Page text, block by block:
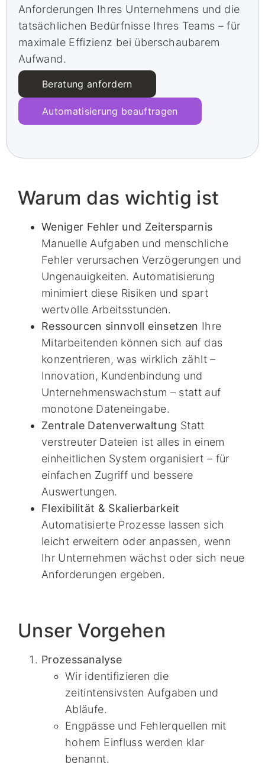
Anforderungen Ihres Unternehmens und die
tatsächlichen Bedürfnisse Ihres Teams – für
maximale Effizienz bei überschaubarem
Aufwand.
Beratung anfordern
Automatisierung beauftragen
Warum das wichtig ist
Weniger Fehler und Zeitersparnis
Manuelle Aufgaben und menschliche
Fehler verursachen Verzögerungen und
Ungenauigkeiten. Automatisierung
minimiert diese Risiken und spart
wertvolle Arbeitsstunden.
Ressourcen sinnvoll einsetzen Ihre
Mitarbeitenden können sich auf das
konzentrieren, was wirklich zählt –
Innovation, Kundenbindung und
Unternehmenswachstum – statt auf
monotone Dateneingabe.
Zentrale Datenverwaltung Statt
verstreuter Dateien ist alles in einem
einheitlichen System organisiert – für
einfachen Zugriff und bessere
Auswertungen.
Flexibilität & Skalierbarkeit
Automatisierte Prozesse lassen sich
leicht erweitern oder anpassen, wenn
Ihr Unternehmen wächst oder sich neue
Anforderungen ergeben.
Unser Vorgehen
Prozessanalyse
Wir identifizieren die
zeitintensivsten Aufgaben und
Abläufe.
Engpässe und Fehlerquellen mit
hohem Einfluss werden klar
benannt.